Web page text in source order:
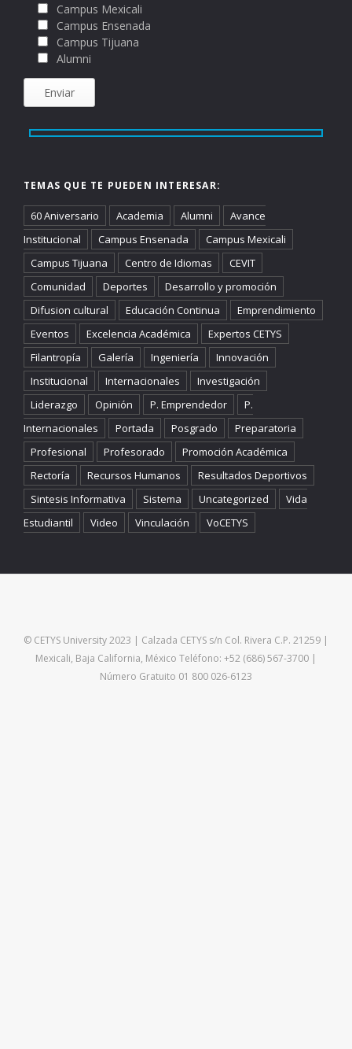
Campus Mexicali
Campus Ensenada
Campus Tijuana
Alumni
TEMAS QUE TE PUEDEN INTERESAR:
60 Aniversario Academia Alumni
Avance
Institucional
Campus Ensenada
Campus Mexicali
Campus Tijuana
Centro de Idiomas
CEVIT
Comunidad
Deportes
Desarrollo y promoción
Difusion cultural
Educación Continua
Emprendimiento
Eventos
Excelencia Académica
Expertos CETYS
Filantropía
Galería Ingeniería
Innovación
Institucional
Internacionales
Investigación
Liderazgo
Opinión P. Emprendedor
P.
Internacionales
Portada Posgrado
Preparatoria
Profesional
Profesorado
Promoción Académica
Rectoría
Recursos Humanos
Resultados Deportivos
Sintesis Informativa
Sistema Uncategorized
Vida
Estudiantil
Video Vinculación VoCETYS
© CETYS University 2023 | Calzada CETYS s/n Col. Rivera C.P. 21259 |
Mexicali, Baja California, México Teléfono: +52 (686) 567-3700 |
Número Gratuito 01 800 026-6123